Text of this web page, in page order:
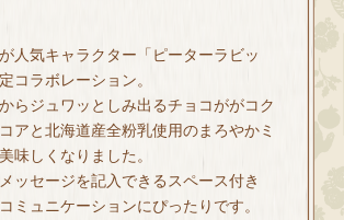
人気キャラクター「ピーターラビッ
コラボレーション。
らジュワッとしみ出るチョコががコク
アと北海道産全粉乳使用のまろやかミ
味しくなりました。
ッセージを記入できるスペース付き
ミュニケーションにぴったりです。